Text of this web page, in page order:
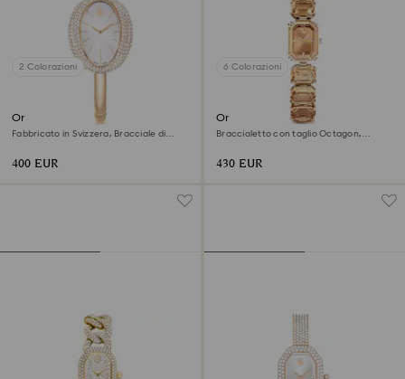
2 Colorazioni
Orologio Imber bangle
Fabbricato in Svizzera, Bracciale di
400 EUR
6 Colorazioni
Orologio
Braccialetto con taglio Octagon,
430 EUR